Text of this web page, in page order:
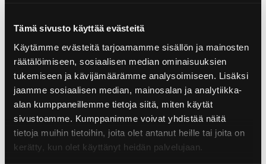
Tämä sivusto käyttää evästeitä
Käytämme evästeitä tarjoamamme sisällön ja mainosten
räätälöimiseen, sosiaalisen median ominaisuuksien
tukemiseen ja kävijämäärämme analysoimiseen. Lisäksi
jaamme sosiaalisen median, mainosalan ja analytiikka-
alan kumppaneillemme tietoja siitä, miten käytät
sivustoamme. Kumppanimme voivat yhdistää näitä
tietoja muihin tietoihin, joita olet antanut heille tai joita on
kerätty, kun olet käyttänyt heidän palvelujaan.
BÄSTA WINGSEN HEMMA!